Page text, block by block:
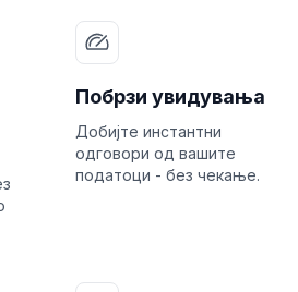
Побрзи увидувања
Добијте инстантни
одговори од вашите
податоци - без чекање.